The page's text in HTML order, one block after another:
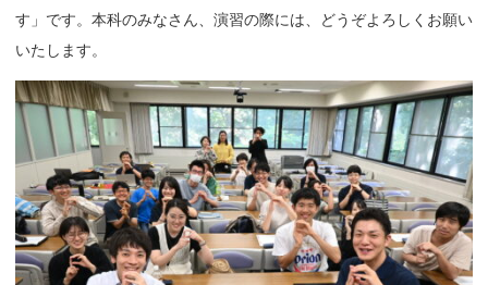
す」です。本科のみなさん、演習の際には、どうぞよろしくお願い
いたします。